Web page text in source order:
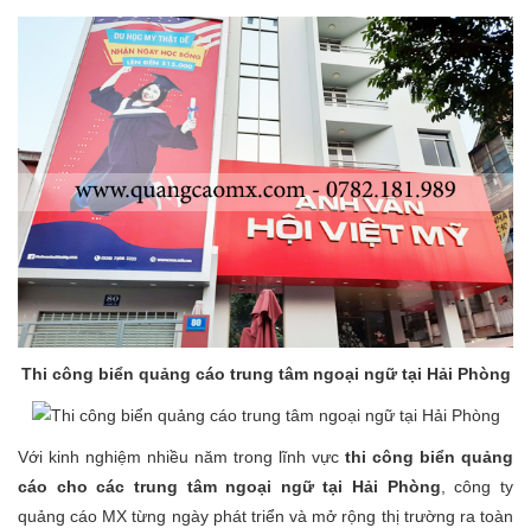
Thi công biển quảng cáo trung tâm ngoại ngữ tại Hải Phòng
Với kinh nghiệm nhiều năm trong lĩnh vực thi công biển quảng
cáo cho các trung tâm ngoại ngữ tại Hải Phòng, công ty
quảng cáo MX từng ngày phát triển và mở rộng thị trường ra toàn